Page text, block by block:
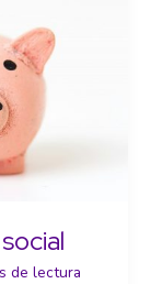
de lectura